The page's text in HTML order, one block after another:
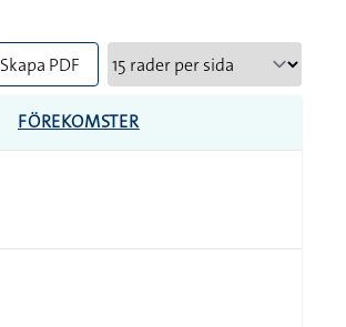
Skapa PDF
FÖREKOMSTER